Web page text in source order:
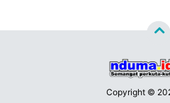
Copyright ©